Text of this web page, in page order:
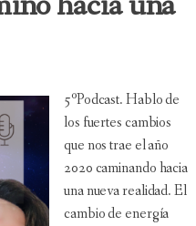
5ºPodcast. Hablo de
los fuertes cambios
que nos trae el año
2020 caminando hacia
una nueva realidad. El
cambio de energía